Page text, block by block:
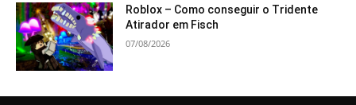
Roblox – Como conseguir o Tridente
Atirador em Fisch
07/08/2026